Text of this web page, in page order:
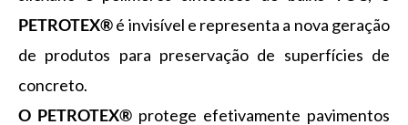
PETROTEX®é invisível e representa a nova geração
de produtos para preservação de superfícies de
concreto.
O PETROTEX® protege efetivamente pavimentos